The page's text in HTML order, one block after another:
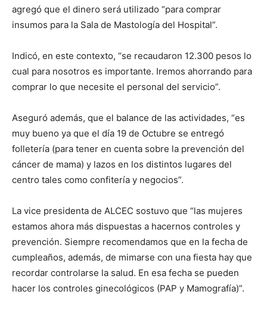
agregó que el dinero será utilizado “para comprar
insumos para la Sala de Mastología del Hospital”.
Indicó, en este contexto, “se recaudaron 12.300 pesos lo
cual para nosotros es importante. Iremos ahorrando para
comprar lo que necesite el personal del servicio”.
Aseguró además, que el balance de las actividades, “es
muy bueno ya que el día 19 de Octubre se entregó
folletería (para tener en cuenta sobre la prevención del
cáncer de mama) y lazos en los distintos lugares del
centro tales como confitería y negocios”.
La vice presidenta de ALCEC sostuvo que “las mujeres
estamos ahora más dispuestas a hacernos controles y
prevención. Siempre recomendamos que en la fecha de
cumpleaños, además, de mimarse con una fiesta hay que
recordar controlarse la salud. En esa fecha se pueden
hacer los controles ginecológicos (PAP y Mamografía)”.